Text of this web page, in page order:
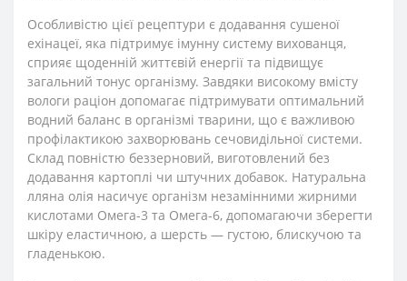
Особливістю цієї рецептури є додавання сушеної
ехінацеї, яка підтримує імунну систему вихованця,
сприяє щоденній життєвій енергії та підвищує
загальний тонус організму. Завдяки високому вмісту
вологи раціон допомагає підтримувати оптимальний
водний баланс в організмі тварини, що є важливою
профілактикою захворювань сечовидільної системи.
Склад повністю беззерновий, виготовлений без
додавання картоплі чи штучних добавок. Натуральна
лляна олія насичує організм незамінними жирними
кислотами Омега-3 та Омега-6, допомагаючи зберегти
шкіру еластичною, а шерсть — густою, блискучою та
гладенькою.